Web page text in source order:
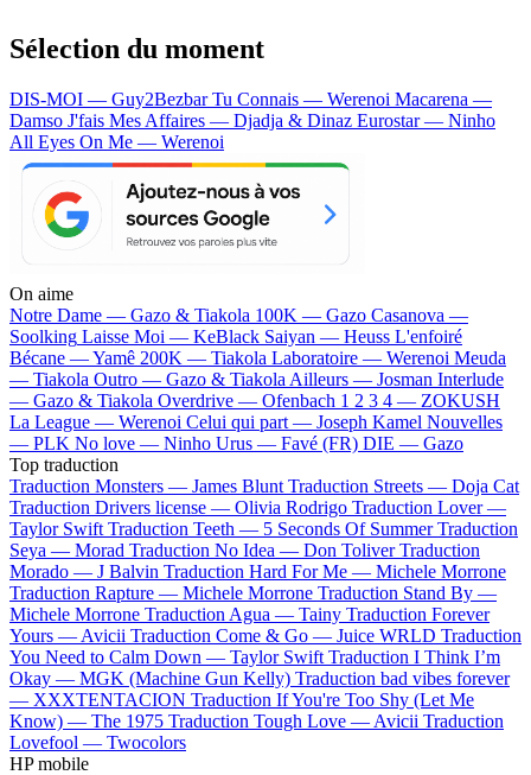
Sélection du moment
DIS-MOI — Guy2BezbarTu Connais — Werenoi Macarena —
Damso J'fais Mes Affaires — Djadja & Dinaz Eurostar — Ninho
All Eyes On Me — Werenoi
On aime
Notre Dame — Gazo & Tiakola 100K — Gazo Casanova —
Soolking Laisse Moi — KeBlack Saiyan — Heuss L'enfoiré
Bécane —Yamê 200K — Tiakola Laboratoire — Werenoi Meuda
— Tiakola Outro — Gazo & Tiakola Ailleurs — Josman Interlude
— Gazo & Tiakola Overdrive — Ofenbach 1 2 3 4 — ZOKUSH
La League — Werenoi Celui qui part — Joseph Kamel Nouvelles
— PLK No love — Ninho Urus — Favé (FR) DIE — Gazo
Top traduction
Traduction Monsters — James Blunt Traduction Streets — Doja Cat
Traduction Drivers license — Olivia Rodrigo Traduction Lover —
Taylor Swift Traduction Teeth — 5 Seconds Of Summer Traduction
Seya — Morad Traduction No Idea — Don Toliver Traduction
Morado — J Balvin Traduction Hard For Me — Michele Morrone
Traduction Rapture — Michele Morrone Traduction Stand By —
Michele Morrone Traduction Agua — Tainy Traduction Forever
Yours — Avicii Traduction Come & Go — Juice WRLD Traduction
You Need to Calm Down — Taylor Swift Traduction I Think I’m
Okay — MGK (Machine Gun Kelly) Traduction bad vibes forever
— XXXTENTACION Traduction If You're Too Shy (Let Me
Know) — The 1975 Traduction Tough Love — Avicii Traduction
Lovefool — Twocolors
HP mobile